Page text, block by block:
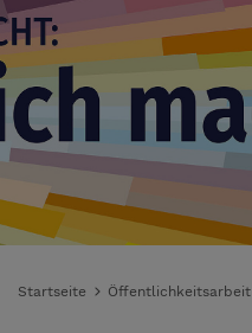
Startseite Öffentlichkeitsarbeit